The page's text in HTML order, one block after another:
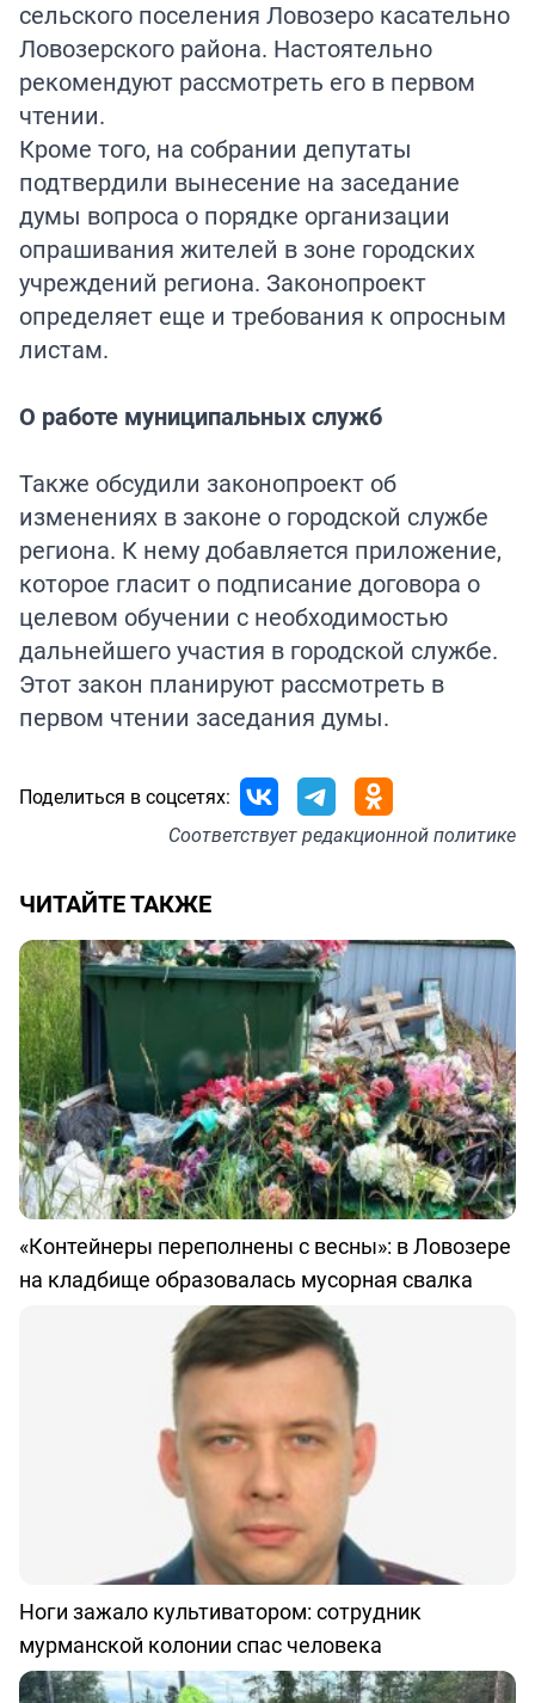
сельского поселения Ловозеро касательно
Ловозерского района. Настоятельно
рекомендуют рассмотреть его в первом
чтении.
Кроме того, на собрании депутаты
подтвердили вынесение на заседание
думы вопроса о порядке организации
опрашивания жителей в зоне городских
учреждений региона. Законопроект
определяет еще и требования к опросным
листам.
О работе муниципальных служб
Также обсудили законопроект об
изменениях в законе о городской службе
региона. К нему добавляется приложение,
которое гласит о подписание договора о
целевом обучении с необходимостью
дальнейшего участия в городской службе.
Этот закон планируют рассмотреть в
первом чтении заседания думы.
Поделиться в соцсетях:
Соответствуетредакционной политике
ЧИТАЙТЕ ТАКЖЕ
«Контейнеры переполнены с весны»: в Ловозере
на кладбище образовалась мусорная свалка
Ноги зажало культиватором: сотрудник
мурманской колонии спас человека